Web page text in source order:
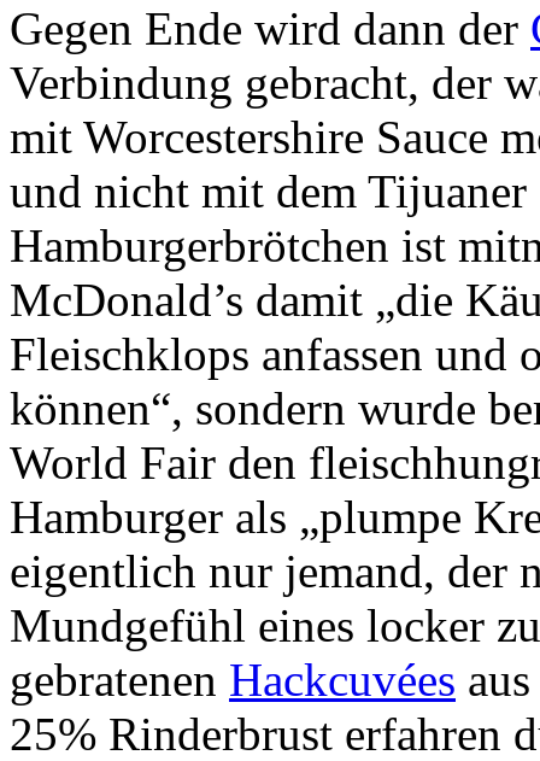
Gegen Ende wird dann der
Verbindung gebracht, der
mit Worcestershire Sauce
und nicht mit dem
Hamburgerbrötchen ist
McDonald’s damit „die
Fleischklops anfassen und
können“, sondern wurde
World Fair den
Hamburger als „plumpe
eigentlich nur jemand, der
Mundgefühl eines locker
gebratenen Hackcuvées
25% Rinderbrust erfahren